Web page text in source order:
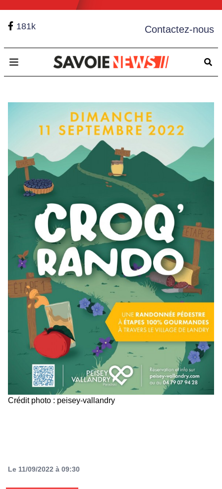
181k Contactez-nous
Open main menu
Crédit photo : peisey-vallandry
Le 11/09/2022 à 09:30